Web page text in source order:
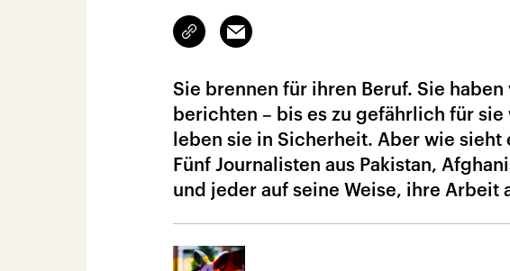
Link
kopieren/teilen
Email
Sie brennen für ihren Beruf. Sie
berichten – bis es zu gefährlich für
leben sie in Sicherheit. Aber wie
Fünf Journalisten aus Pakistan,
und jeder auf seine Weise, ihre Arbeit